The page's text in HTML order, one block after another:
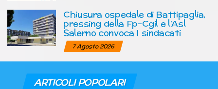
Chiusura ospedale di Battipaglia,
pressing della Fp-Cgil e l’Asl
Salerno convoca I sindacati
7 Agosto 2026
ARTICOLI POPOLARI